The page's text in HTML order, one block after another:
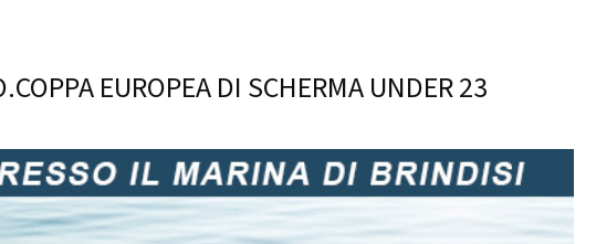
EUROPEA DI SCHERMA UNDER 23